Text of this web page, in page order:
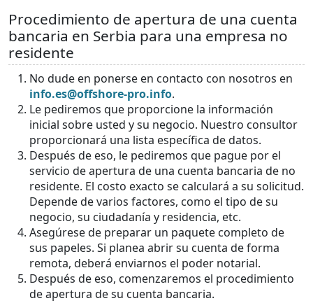
Procedimiento de apertura de una cuenta
bancaria en Serbia para una empresa no
residente
No dude en ponerse en contacto con nosotros en
info.es@offshore-pro.info.
Le pediremos que proporcione la información
inicial sobre usted y su negocio. Nuestro consultor
proporcionará una lista específica de datos.
Después de eso, le pediremos que pague por el
servicio de apertura de una cuenta bancaria de no
residente. El costo exacto se calculará a su solicitud.
Depende de varios factores, como el tipo de su
negocio, su ciudadanía y residencia, etc.
Asegúrese de preparar un paquete completo de
sus papeles. Si planea abrir su cuenta de forma
remota, deberá enviarnos el poder notarial.
Después de eso, comenzaremos el procedimiento
de apertura de su cuenta bancaria.